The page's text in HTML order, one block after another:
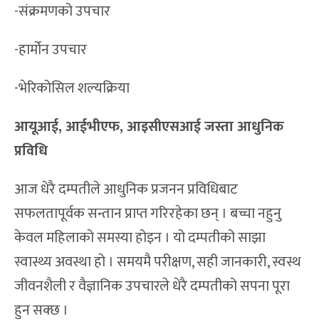
-संक्रमणको उपचार
-हार्मोन उपचार
-भेरिकोसिल शल्यक्रिया
आयूआई, आईभीएफ, आइसीएसआई जस्ता आधुनिक
प्रविधि
आज धेरै दम्पतीले आधुनिक प्रजनन प्रविधिबाट
सफलतापूर्वक सन्तान प्राप्त गरिरहेका छन् । बच्चा नहुनु
केवल महिलाको समस्या होइन । यो दम्पतीको साझा
स्वास्थ्य अवस्था हो । समयमै परीक्षण, सही जानकारी, स्वस्थ
जीवनशैली र वैज्ञानिक उपचारले धेरै दम्पतीको सपना पूरा
हुन सक्छ ।